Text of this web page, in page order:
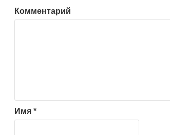
Комментарий
Имя *